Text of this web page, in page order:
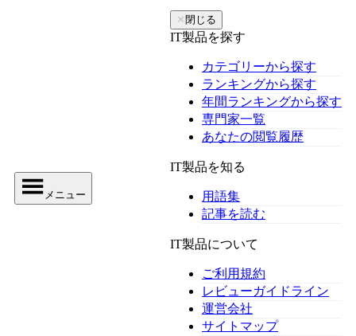
メニュー
✕ 閉じる
IT製品を探す
カテゴリーから探す
ランキングから探す
年間ランキングから探す
専門家一覧
あなたの閲覧履歴
IT製品を知る
用語集
記事を読む
IT製品について
ご利用規約
レビューガイドライン
運営会社
サイトマップ